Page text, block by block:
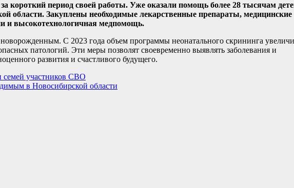
короткий период своей работы. Уже оказали помощь более 28 тысячам
области. Закуплены необходимые лекарственные препараты, медицинские
и высокотехнологичная медпомощь.
С 2023 года объем программы неонатального скрининга
патологий. Эти меры позволят своевременно выявлять заболевания и
развития и счастливого будущего.
семей участников СВО
в Новосибирской области